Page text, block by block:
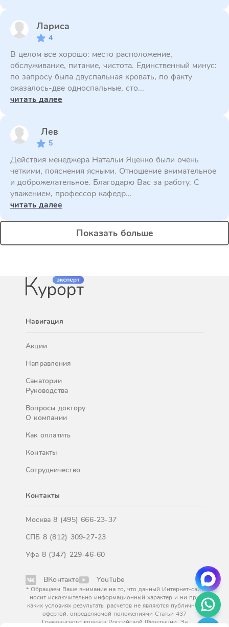
Лариса
4
В целом все хорошо: место расположение,
обслуживание, питание, чистота. Единственный минус:
по запросу была двуспальная кровать, по факту
оказалось-две односпальные, сто...
читать далее
Лев
5
Действия менеджера Натальи Яценко были очень
четкими, пояснения ясными. Отношение внимательное
и доброжелательное. Благодарю Вас за работу. С
уважением, профессор кафедр...
читать далее
Показать больше
Навигация
Акции
Направления
Санатории
Руководства
Вопросы доктору
О компании
Как оплатить
Контакты
Сотрудничество
Контакты
Москва8 (495) 666-23-37
СПБ 8 (812) 309-27-23
Уфа 8 (347) 229-46-60
ВКонтакте YouTube
* Обращаем Ваше внимание на то, что данный Интернет-сайт
носит исключительно информационный характер и ни при
каких условиях результаты расчетов не являются публичной
офертой, определяемой положениями Статьи 437
Гражданского кодекса Российской Федерации. За